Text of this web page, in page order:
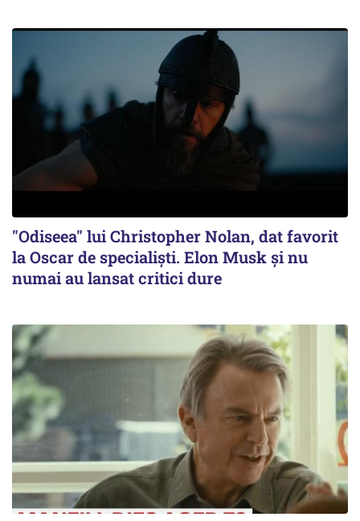
"Odiseea" lui Christopher Nolan, dat favorit
la Oscar de specialişti. Elon Musk şi nu
numai au lansat critici dure